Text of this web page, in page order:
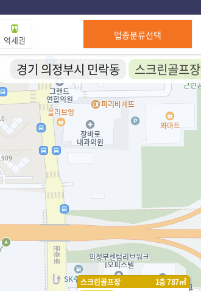
역세권 업종분류선택
경기 의정부시 민락동 스크린골프장
제주도
스크린골프장
1층 787㎡